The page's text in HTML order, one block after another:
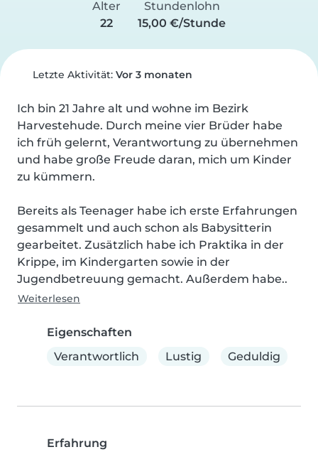
Alter
22
Stundenlohn
15,00 €/Stunde
Letzte Aktivität: Vor 3 monaten
Ich bin 21 Jahre alt und wohne im Bezirk
Harvestehude. Durch meine vier Brüder habe
ich früh gelernt, Verantwortung zu übernehmen
und habe große Freude daran, mich um Kinder
zu kümmern.
Bereits als Teenager habe ich erste Erfahrungen
gesammelt und auch schon als Babysitterin
gearbeitet. Zusätzlich habe ich Praktika in der
Krippe, im Kindergarten sowie in der
Jugendbetreuung gemacht. Außerdem habe..
Weiterlesen
Eigenschaften
Verantwortlich
Lustig Geduldig
Erfahrung